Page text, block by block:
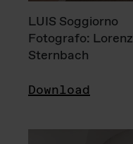
LUIS Soggiorno
Fotografo: Lorenz
Sternbach
Download